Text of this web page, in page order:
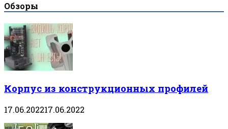
Обзоры
Корпус из конструкционных профилей
17.06.202217.06.2022